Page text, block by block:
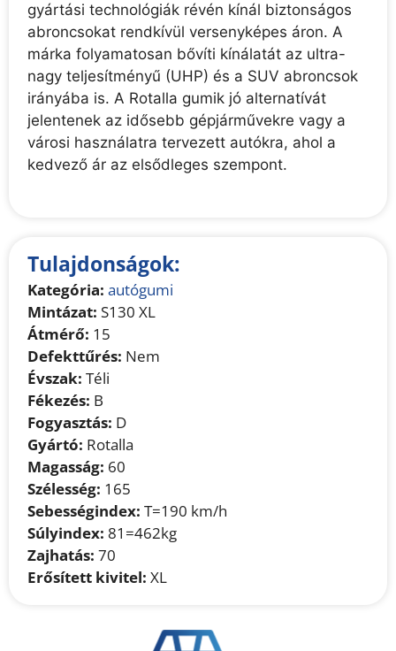
gyártási technológiák révén kínál biztonságos
abroncsokat rendkívül versenyképes áron. A
márka folyamatosan bővíti kínálatát az ultra-
nagy teljesítményű (UHP) és a SUV abroncsok
irányába is. A Rotalla gumik jó alternatívát
jelentenek az idősebb gépjárművekre vagy a
városi használatra tervezett autókra, ahol a
kedvező ár az elsődleges szempont.
Tulajdonságok:
Kategória: autógumi
Mintázat: S130 XL
Átmérő: 15
Defekttűrés: Nem
Évszak: Téli
Fékezés: B
Fogyasztás: D
Gyártó: Rotalla
Magasság: 60
Szélesség: 165
Sebességindex: T=190 km/h
Súlyindex: 81=462kg
Zajhatás: 70
Erősített kivitel: XL